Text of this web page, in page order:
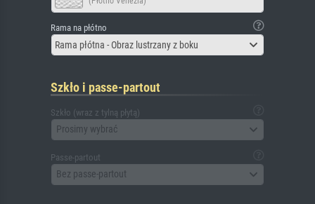
Rama na płótno
Rama płótna - Obraz lustrzany z boku
Szkło i passe-partout
Szkło (wraz z tylną płytą)
Prosimy wybrać
Passe-partout
Bez passe-partout